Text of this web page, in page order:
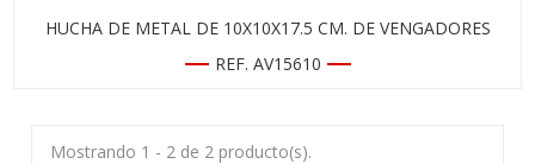
HUCHA DE METAL DE 10X10X17.5 CM. DE VENGADORES
REF. AV15610
Mostrando 1 - 2 de 2 producto(s).